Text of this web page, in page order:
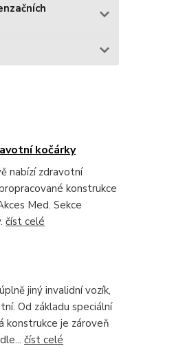
kočárky
nabízí zdravotní
konstrukce
Med. Sekce
číst celé
jiný invalidní vozík,
Od základu speciální
konstrukce je zároveň
číst celé